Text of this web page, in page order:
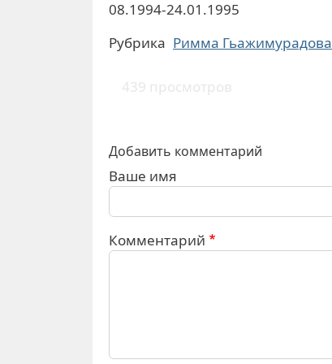
08.1994-24.01.1995
Рубрика Римма Гьажимурадова
439 просмотров
Добавить комментарий
Ваше имя
Комментарий